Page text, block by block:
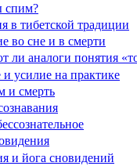
спим?
в тибетской традиции
во сне и в смерти
ли аналоги понятия
усилие на практике
и смерть
и йога сновидений